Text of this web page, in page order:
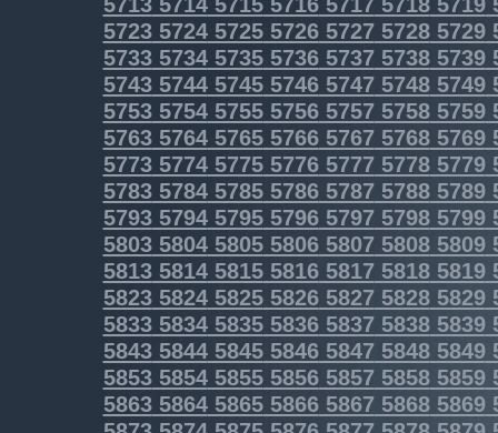
5723572457255726572757285729
5733573457355736573757385739
5743574457455746574757485749
5753575457555756575757585759
57635764576557665767 57685769
5773577457755776577757785779
57835784578557865787 57885789
57935794579557965797 57985799
58035804580558065807 58085809
5813581458155816581758185819
58235824582558265827 58285829
58335834583558365837 58385839
58435844584558465847 58485849
58535854585558565857 58585859
58635864586558665867 58685869